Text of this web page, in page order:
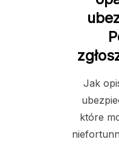
Jak
które